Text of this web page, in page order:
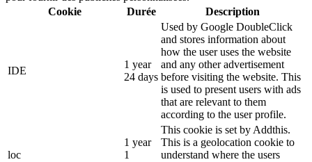
Cookie
Durée Description
IDE
1 year
24 days
Used by Google DoubleClick
and stores information about
how the user uses the website
and any other advertisement
before visiting the website. This
is used to present users with ads
that are relevant to them
according to the user profile.
loc
1 year
1
This cookie is set by Addthis.
This is a geolocation cookie to
understand where the users